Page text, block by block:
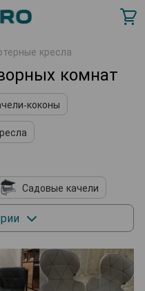
кресла
комнат
коконы
Садовые качели